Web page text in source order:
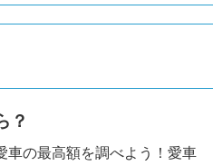
？
車の最高額を調べよう！愛車